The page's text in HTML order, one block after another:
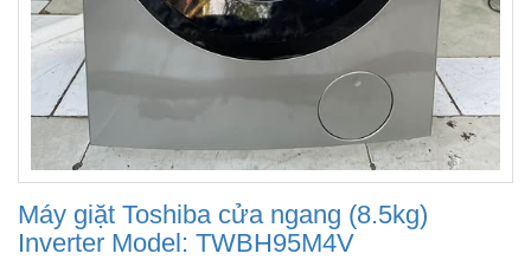
Máy giặt Toshiba cửa ngang (8.5kg)
Inverter Model: TWBH95M4V